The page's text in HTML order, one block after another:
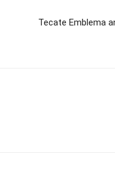
Tecate Emblema